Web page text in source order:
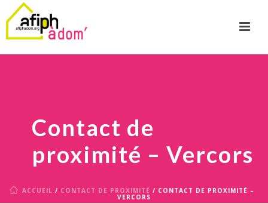
Contact de
proximité – Vercors
ACCUEIL / CONTACT DE PROXIMITÉ / CONTACT DE PROXIMITÉ –
VERCORS